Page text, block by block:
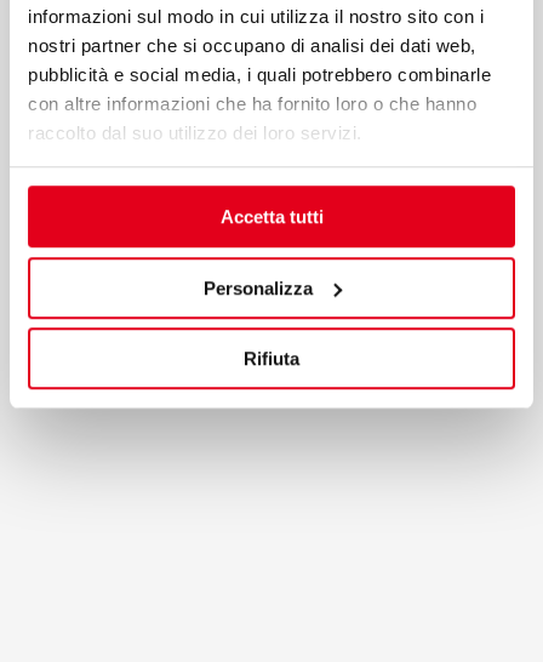
informazioni sul modo in cui utilizza il nostro sito con i
nostri partner che si occupano di analisi dei dati web,
pubblicità e social media, i quali potrebbero combinarle
con altre informazioni che ha fornito loro o che hanno
raccolto dal suo utilizzo dei loro servizi.
Accetta tutti
Personalizza
Rifiuta
Submit
Berto’s S.p.A.
Viale Spagna, 12
35020 Tribano (PD) Italy
+39 049 95 88 700
F +39 049 95 88 799
bertos@bertos.com